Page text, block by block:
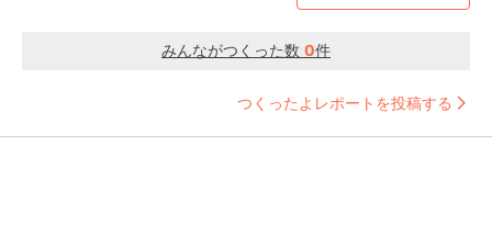
みんながつくった数 0件
つくったよレポートを投稿する